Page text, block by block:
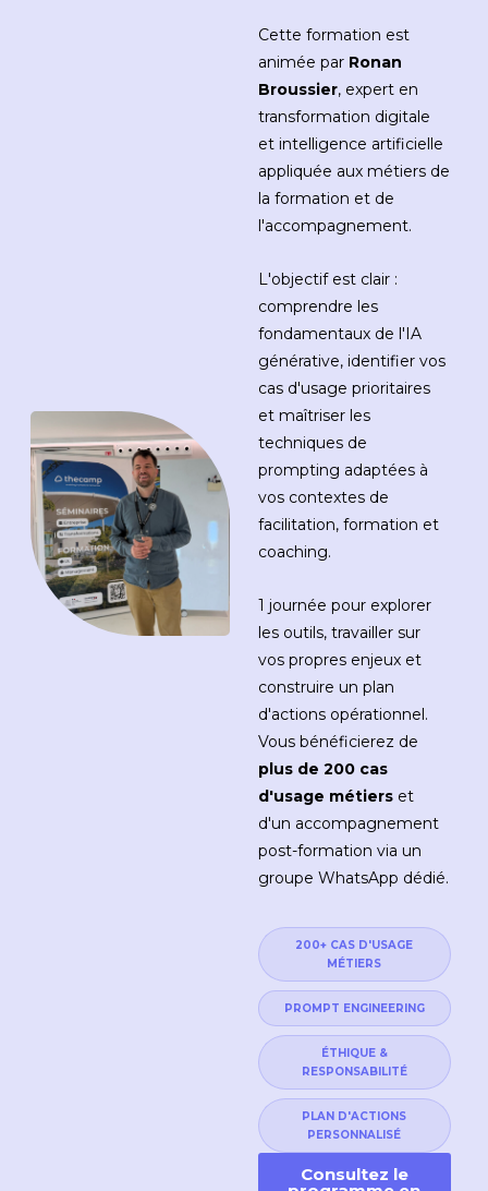
Cette formation est
animée par Ronan
Broussier, expert en
transformation digitale
et intelligence artificielle
appliquée aux métiers de
la formation et de
l'accompagnement.
L'objectif est clair :
comprendre les
fondamentaux de l'IA
générative, identifier vos
cas d'usage prioritaires
et maîtriser les
techniques de
prompting adaptées à
vos contextes de
facilitation, formation et
coaching.
1 journée pour explorer
les outils, travailler sur
vos propres enjeux et
construire un plan
d'actions opérationnel.
Vous bénéficierez de
plus de 200 cas
d'usage métiers et
d'un accompagnement
post-formation via un
groupe WhatsApp dédié.
200+ CAS D'USAGE
MÉTIERS
PROMPT ENGINEERING
ÉTHIQUE &
RESPONSABILITÉ
PLAN D'ACTIONS
PERSONNALISÉ
Consultez le